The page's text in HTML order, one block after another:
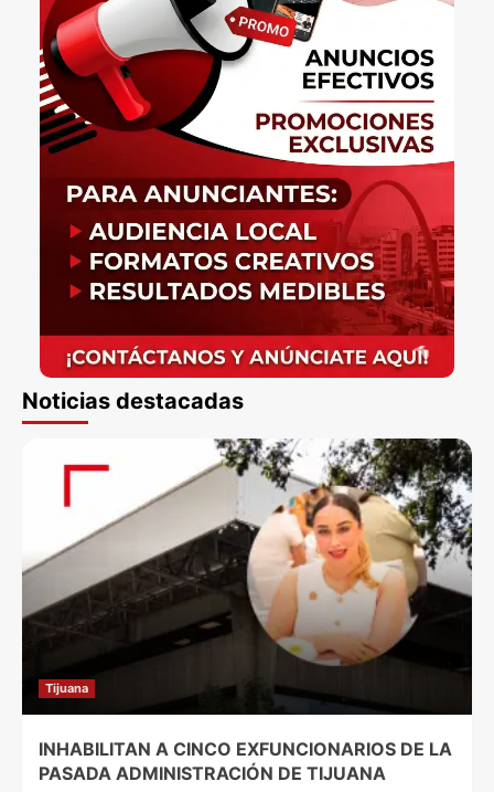
Noticias destacadas
Tijuana
INHABILITAN A CINCO EXFUNCIONARIOS DE LA
PASADA ADMINISTRACIÓN DE TIJUANA